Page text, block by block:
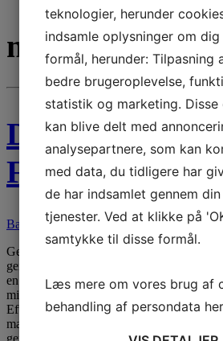
nedrivning
Frederiksberg
Bæredygtighed
Genopygning af historie:
genbrugsmursten I Frederiksberg har vi
en opgave for Diakonissestiftelsen. Vores
miljøsanering og delvis nedrivning, hvori
Efter tilbygningens fjernelse viste
mangelfuld i mange sten, og her kunne
teknologier, herunder
indsamle oplysninger om
formål, herunder: Tilpasning
bedre brugeroplevelse,
statistik og marketing. Disse
kan blive delt med
analysepartnere, som kan
med data, du tidligere har
de har indsamlet gennem
tjenester. Ved at klikke på
samtykke til disse formål.
Læs mere om vores brug af
behandling af persondata her